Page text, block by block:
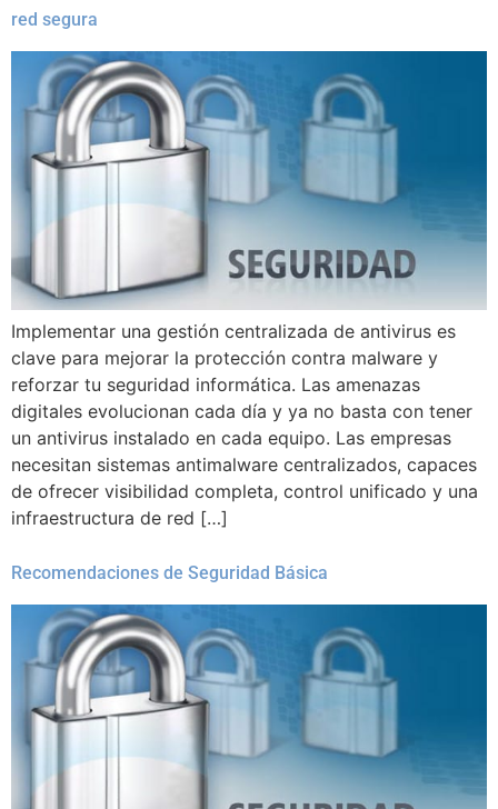
red segura
Implementar una gestión centralizada de antivirus es
clave para mejorar la protección contra malware y
reforzar tu seguridad informática. Las amenazas
digitales evolucionan cada día y ya no basta con tener
un antivirus instalado en cada equipo. Las empresas
necesitan sistemas antimalware centralizados, capaces
de ofrecer visibilidad completa, control unificado y una
infraestructura de red […]
Recomendaciones de Seguridad Básica